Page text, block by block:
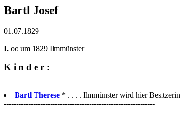
Bartl Josef
01.07.1829
I. oo um 1829 Ilmmünster
K i n d e r :
Bartl Therese * . . . . Ilmmünster wird hier Besitzerin
--------------------------------------------------------------